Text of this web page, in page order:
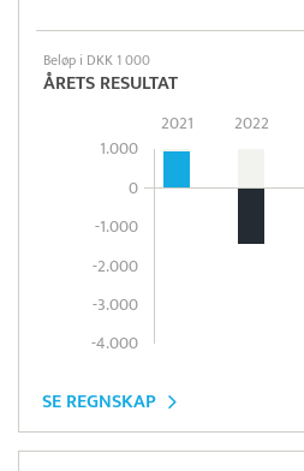
Beløp i DKK 1 000
ÅRETS RESULTAT
1.000
0
-1.000
-2.000
-3.000
-4.000
2021 2022
SE REGNSKAP